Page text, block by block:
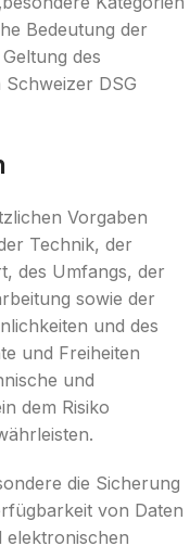
Bedeutung der
des
DSG
Vorgaben
Technik, der
des Umfangs, der
sowie der
und des
und Freiheiten
und
dem Risiko
die Sicherung
von Daten
elektronischen